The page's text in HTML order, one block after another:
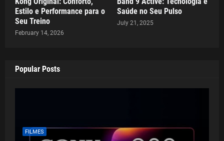
Estilo e Performance para o
Seu Treino
February 14, 2026
Saúde no Seu Pulso
July 21, 2025
Popular Posts
FILMES